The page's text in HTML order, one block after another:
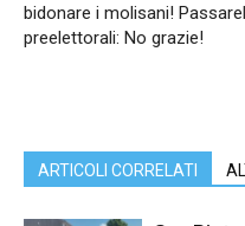
bidonare i molisani!
preelettorali: No grazie!
ARTICOLI CORRELATI